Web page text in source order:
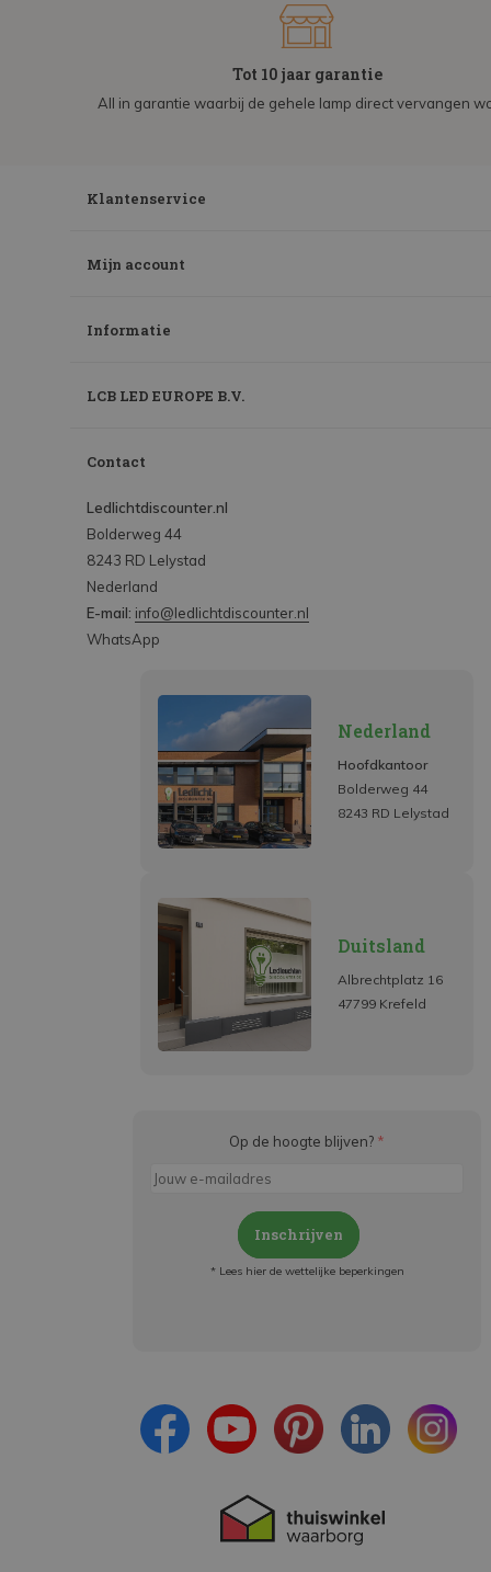
Tot 10 jaar garantie
All in garantie waarbij de gehele lamp direct vervangen
Klantenservice
Mijn account
Informatie
LCB LED EUROPE B.V.
Contact
Ledlichtdiscounter.nl
Bolderweg 44
8243 RD Lelystad
Nederland
E-mail: info@ledlichtdiscounter.nl
WhatsApp
Nederland
Hoofdkantoor
Bolderweg 44
8243 RD Lelystad
Duitsland
Albrechtplatz 16
47799 Krefeld
Op de hoogte blijven? *
Inschrijven
* Lees hier de wettelijke beperkingen